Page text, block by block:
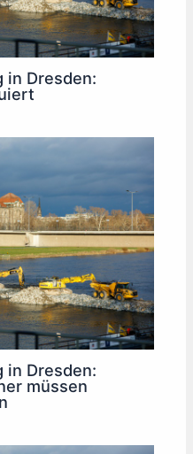
in Dresden:
in Dresden:
müssen